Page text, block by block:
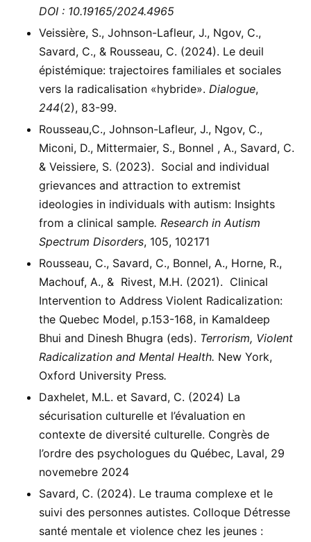
DOI : 10.19165/2024.4965
Veissière, S., Johnson-Lafleur, J., Ngov, C.,
Savard, C., & Rousseau, C. (2024). Le deuil
épistémique: trajectoires familiales et sociales
vers la radicalisation «hybride». Dialogue,
244(2), 83-99.
Rousseau,C., Johnson-Lafleur, J., Ngov, C.,
Miconi, D., Mittermaier, S., Bonnel , A., Savard, C.
& Veissiere, S. (2023). Social and individual
grievances and attraction to extremist
ideologies in individuals with autism: Insights
from a clinical sample. Research in Autism
Spectrum Disorders, 105, 102171
Rousseau, C., Savard, C., Bonnel, A., Horne, R.,
Machouf, A., & Rivest, M.H. ­­­(2021). Clinical
Intervention to Address Violent Radicalization:
the Quebec Model, p.153-168, in Kamaldeep
Bhui and Dinesh Bhugra (eds). Terrorism, Violent
Radicalization and Mental Health. New York,
Oxford University Press.
Daxhelet, M.L. et Savard, C. (2024) La
sécurisation culturelle et l’évaluation en
contexte de diversité culturelle. Congrès de
l’ordre des psychologues du Québec, Laval, 29
novemebre 2024
Savard, C. (2024). Le trauma complexe et le
suivi des personnes autistes. Colloque Détresse
santé mentale et violence chez les jeunes :